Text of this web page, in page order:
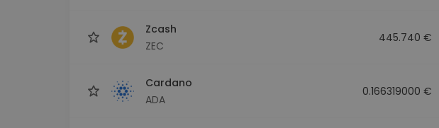
Zcash
ZEC
445.740 €
Cardano
ADA
0.166319000 €